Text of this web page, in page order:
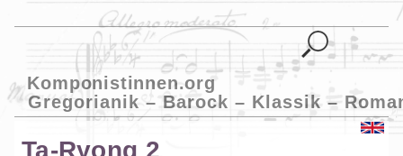
Komponistinnen.org
Gregorianik – Barock – Klassik –
Ta-Ryong 2